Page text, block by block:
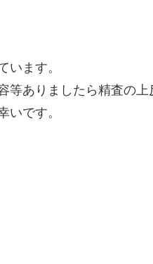
います。
等ありましたら精査の
です。